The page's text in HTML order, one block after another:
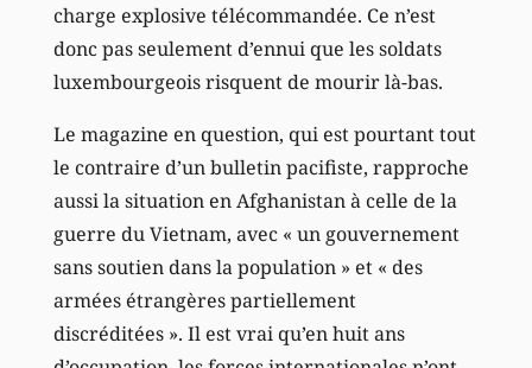
charge explosive télécommandée. Ce n’est
donc pas seulement d’ennui que les soldats
luxembourgeois risquent de mourir là-bas.
Le magazine en question, qui est pourtant tout
le contraire d’un bulletin pacifiste, rapproche
aussi la situation en Afghanistan à celle de la
guerre du Vietnam, avec « un gouvernement
sans soutien dans la population » et « des
armées étrangères partiellement
discréditées ». Il est vrai qu’en huit ans